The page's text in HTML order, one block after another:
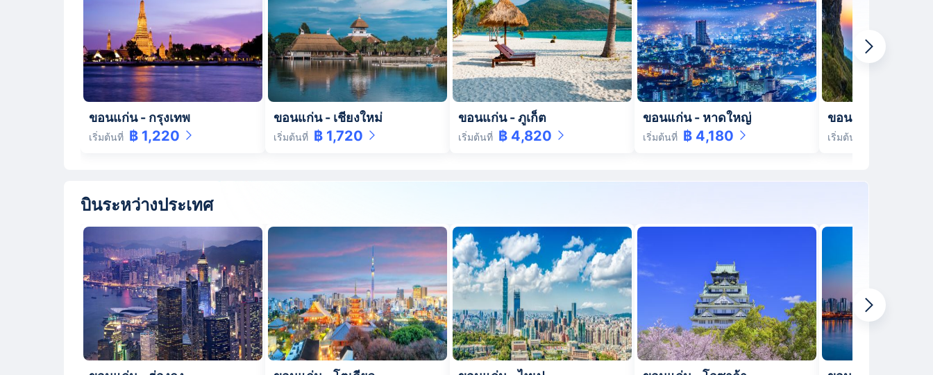
ขอนแก่น- กรุงเทพ
เริ่มต้นที่ ฿ 1,220
ขอนแก่น- เชียงใหม่
เริ่มต้นที่ ฿ 1,720
ขอนแก่น-ภูเก็ต
เริ่มต้นที่ ฿ 4,820
ขอนแก่น- หาดใหญ่
เริ่มต้นที่ ฿ 4,180
ขอนแก่น
เริ่มต้นที่
บินระหว่างประเทศ